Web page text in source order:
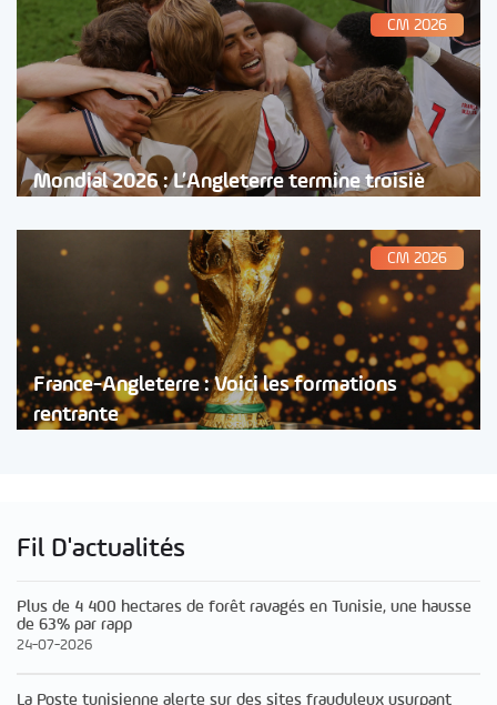
CM 2026
Mondial 2026 : L’Angleterre termine troisiè
CM 2026
France-Angleterre : Voici les formations
rentrante
Fil D'actualités
Plus de 4 400 hectares de forêt ravagés en Tunisie, une hausse
de 63% par rapp
24-07-2026
La Poste tunisienne alerte sur des sites frauduleux usurpant